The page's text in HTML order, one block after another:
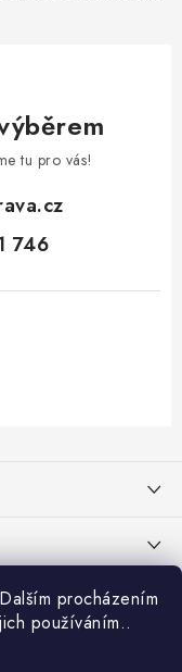
procházením
používáním..
tu pro vás!
746